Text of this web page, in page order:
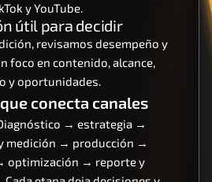
y YouTube.
útil para decidir
revisamos desempeño y
foco en contenido, alcance,
y oportunidades.
conecta canales
→ estrategia →
medición → producción →
optimización → reporte y